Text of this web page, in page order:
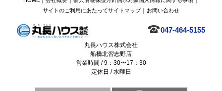
サイトのご利用にあたってサイトマップ｜ お問い合わせ
047-464-5155
丸長ハウス株式会社
船橋北習志野店
営業時間 / 9：30〜17：30
定休日 / 水曜日